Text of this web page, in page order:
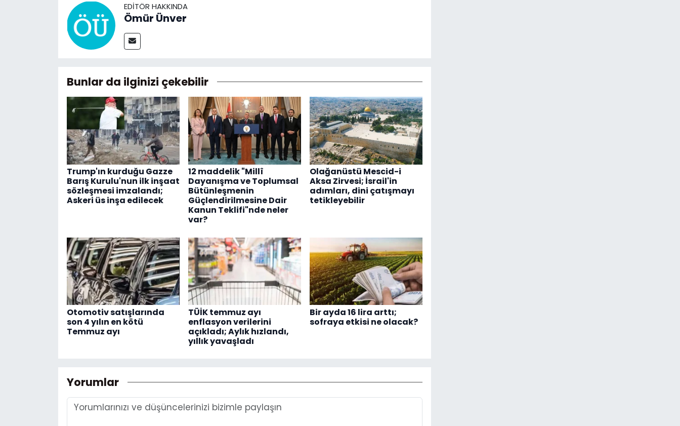
EDITÖR HAKKINDA
Ömür Ünver
Bunlar da ilginizi çekebilir
Trump'ın kurduğu Gazze
Barış Kurulu'nun ilk inşaat
sözleşmesi imzalandı;
Askeri üs inşa edilecek
12 maddelik "Millî
Dayanışma ve Toplumsal
Bütünleşmenin
Güçlendirilmesine Dair
Kanun Teklifi"nde neler
var?
Olağanüstü Mescid-i
Aksa Zirvesi; İsrail'in
adımları, dini çatışmayı
tetikleyebilir
Otomotiv satışlarında
son 4 yılın en kötü
Temmuz ayı
TÜİK temmuz ayı
enflasyon verilerini
açıkladı; Aylık hızlandı,
yıllık yavaşladı
Bir ayda 16 lira arttı;
sofraya etkisi ne olacak?
Yorumlar